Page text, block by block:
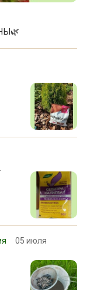
05 июля